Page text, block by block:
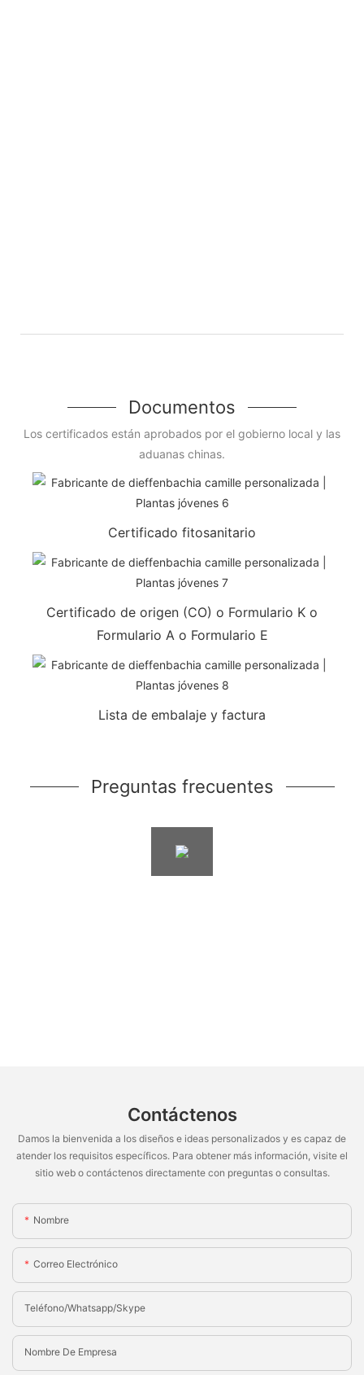
Documentos
Los certificados están aprobados por el gobierno local y las
aduanas chinas.
Certificado fitosanitario
Certificado de origen (CO) o Formulario K o
Formulario A o Formulario E
Lista de embalaje y factura
Preguntas frecuentes
Contáctenos
Damos la bienvenida a los diseños e ideas personalizados y es capaz de
atender los requisitos específicos. Para obtener más información, visite el
sitio web o contáctenos directamente con preguntas o consultas.
Nombre
Correo Electrónico
Teléfono/whatsapp/skype
Nombre De Empresa